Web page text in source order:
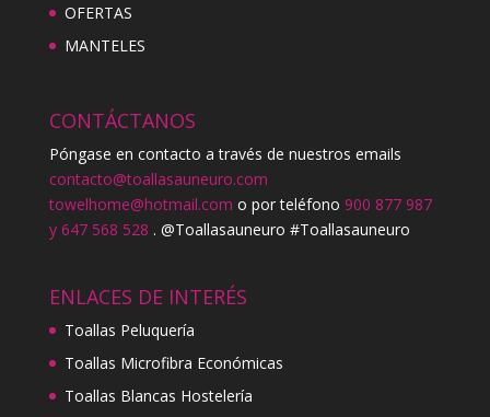
OFERTAS
MANTELES
CONTÁCTANOS
Póngase en contacto a través de nuestros emails
contacto@toallasauneuro.com
towelhome@hotmail.com o por teléfono 900 877 987
y 647 568 528 . @Toallasauneuro #Toallasauneuro
ENLACES DE INTERÉS
Toallas Peluquería
Toallas Microfibra Económicas
Toallas Blancas Hostelería